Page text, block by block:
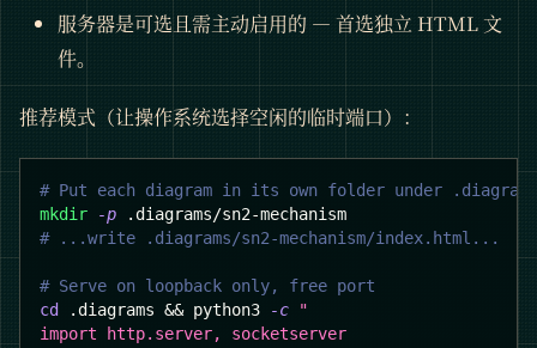
服务器是可选且需主动启用的 — 首选独立 HTML 文
件。
推荐模式（让操作系统选择空闲的临时端口）：
# Put each diagram in its own folder under
mkdir
-p .diagrams/sn2-mechanism
# ...write .diagrams/sn2-mechanism/index.html...
# Serve on loopback only, free port
cd .diagrams && python3 -c
"
import http.server, socketserver